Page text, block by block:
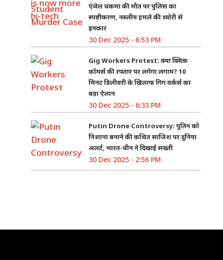
एंजेल चकमा की मौत पर पुलिस का
स्पष्टीकरण, नस्लीय हमले की थ्योरी से
इनकार
30 Dec 2025 - 6:53 PM
Gig Workers Protest: क्या क्विक
कॉमर्स की रफ्तार पर लगेगा लगाम? 10
मिनट डिलीवरी के खिलाफ गिग वर्कर्स का
बड़ा ऐलान
30 Dec 2025 - 6:33 PM
Putin Drone Controversy: पुतिन को
निशाना बनाने की कथित साजिश पर दुनिया
अलर्ट, भारत-चीन ने दिखाई सख्ती
30 Dec 2025 - 2:56 PM